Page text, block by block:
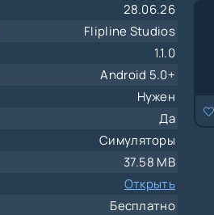
28.06.26
Flipline Studios
1.1.0
Android 5.0+
Нужен
Да
Симуляторы
37.58 MB
Открыть
Бесплатно